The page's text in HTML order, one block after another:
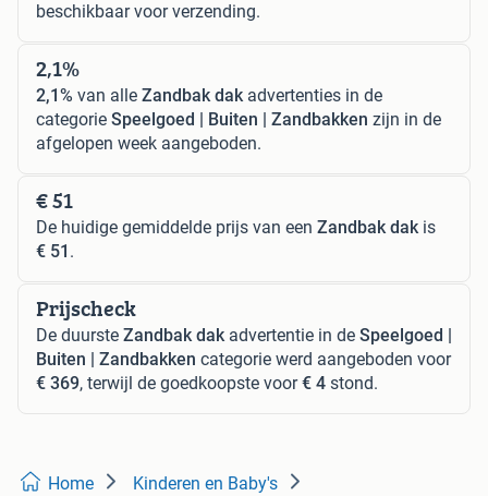
beschikbaar voor verzending.
2,1%
2,1% van alle Zandbak dakadvertenties in de
categorie Speelgoed | Buiten | Zandbakken zijn in de
afgelopen week aangeboden.
€ 51
De huidige gemiddelde prijs van een Zandbak dakis
€ 51 .
Prijscheck
De duurste Zandbak dakadvertentie in de Speelgoed |
Buiten | Zandbakken categorie werd aangeboden voor
€ 369, terwijl de goedkoopste voor€ 4 stond.
Home Kinderen en Baby's